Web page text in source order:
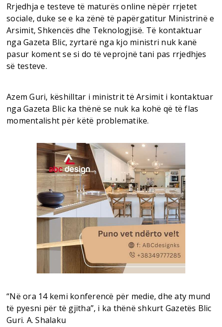
Rrjedhja e testeve të maturës online nëpër rrjetet
sociale, duke se e ka zënë të papërgatitur Ministrinë e
Arsimit, Shkencës dhe Teknologjisë. Të kontaktuar
nga Gazeta Blic, zyrtarë nga kjo ministri nuk kanë
pasur koment se si do të veprojnë tani pas rrjedhjes
së testeve.
Azem Guri, këshilltar i ministrit të Arsimit i kontaktuar
nga Gazeta Blic ka thënë se nuk ka kohë që të flas
momentalisht për këtë problematike.
“Në ora 14 kemi konferencë për medie, dhe aty mund
të pyesni për të gjitha”, i ka thënë shkurt Gazetës Blic
Guri. A. Shalaku